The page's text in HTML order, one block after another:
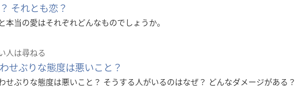
それとも恋？
本当の愛はそれぞれどんなものでしょうか。
人は尋ねる
せぶりな態度は悪いこと？
せぶりな態度は悪いこと？ そうする人がいるのはなぜ？ どんなダメージがある？